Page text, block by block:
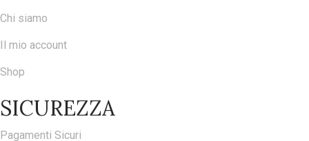
Chi siamo
Il mio account
Shop
SICUREZZA
Pagamenti Sicuri